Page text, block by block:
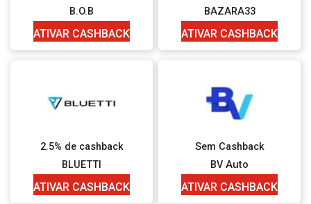
B.O.B
ATIVAR CASHBACK
BAZARA33
ATIVAR CASHBACK
2.5% de cashback
BLUETTI
ATIVAR CASHBACK
Sem Cashback
BV Auto
ATIVAR CASHBACK